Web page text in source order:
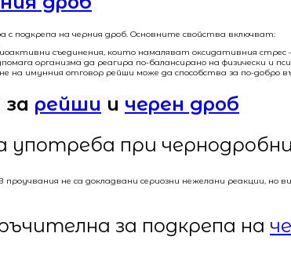
подкрепа на черния дроб. Основните свойства включват:
съединения, които намаляват оксидативния
организма да реагира по-балансирано на физически и
на имунния отговор рейши може да способства за по-
рейши и черен дроб
употреба при
проучвания не са докладвани сериозни нежелани реакции,
за подкрепа на